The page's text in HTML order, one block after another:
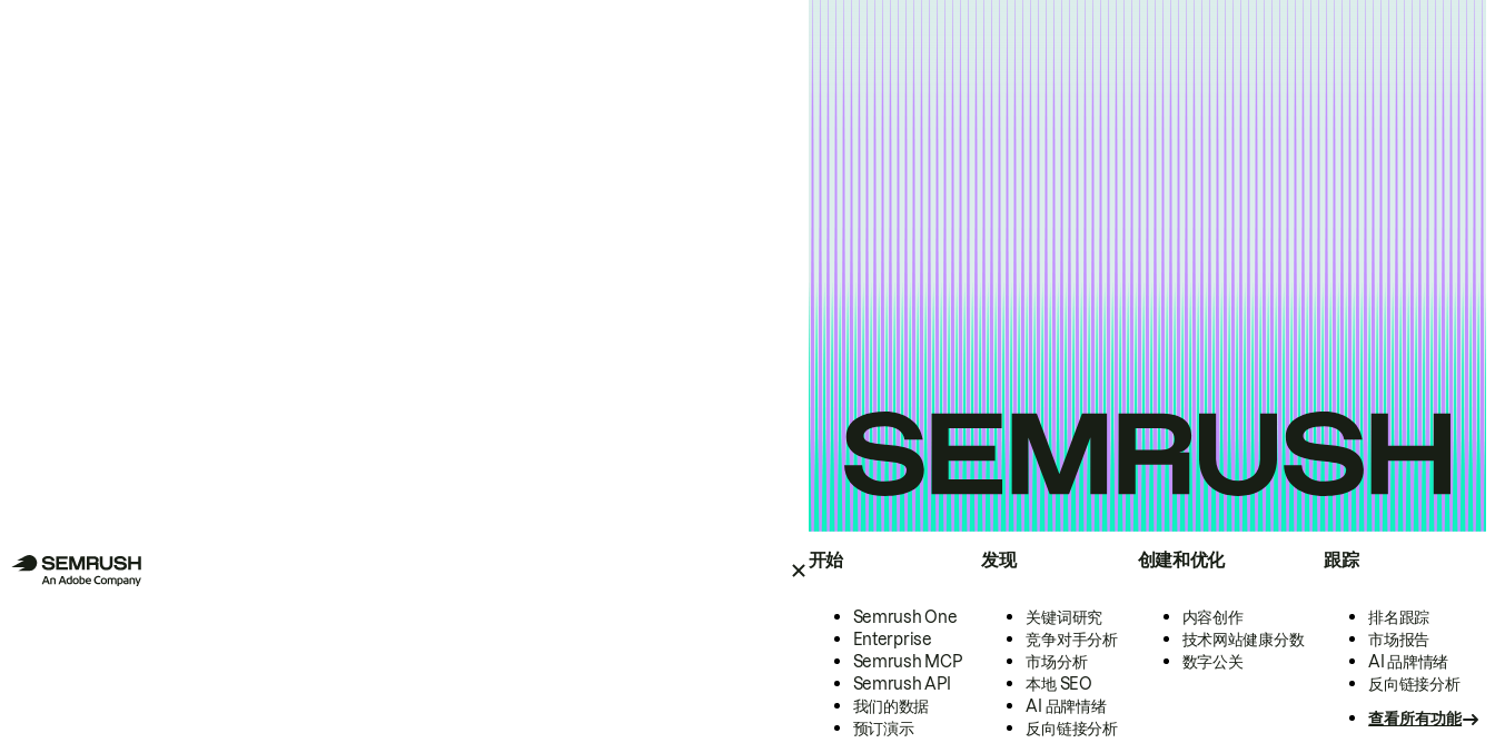
开始
Semrush One
Enterprise
Semrush MCP
Semrush API
我们的数据
预订演示
发现
关键词研究
竞争对手分析
市场分析
本地 SEO
AI 品牌情绪
反向链接分析
创建和优化
内容创作
技术网站健康分数
数字公关
跟踪
排名跟踪
市场报告
AI 品牌情绪
反向链接分析
查看所有功能